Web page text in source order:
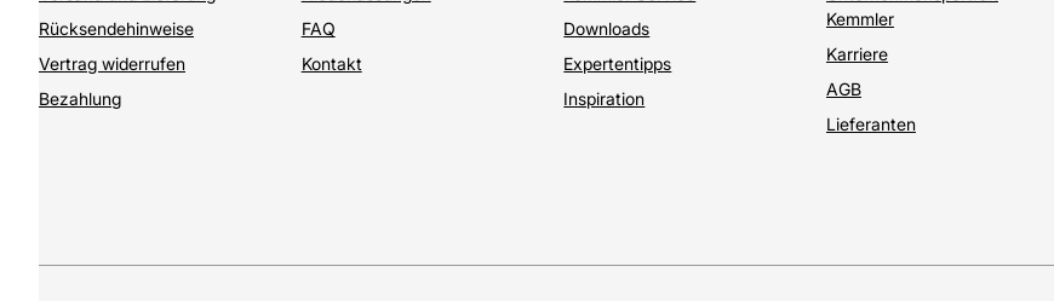
Rücksendehinweise
Vertrag widerrufen
Bezahlung
FAQ
Kontakt
Downloads
Expertentipps
Inspiration
Kemmler
Karriere
AGB
Lieferanten